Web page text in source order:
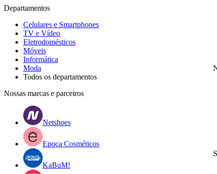
Departamentos
Celulares e Smartphones
TV e Vídeo
Eletrodomésticos
Móveis
Informática
Moda
Todos os departamentos
Nossas marcas e parceiros
Netshoes
Epoca Cosméticos
KaBuM!